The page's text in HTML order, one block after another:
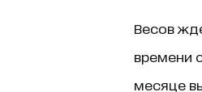
Весов
времени
месяце